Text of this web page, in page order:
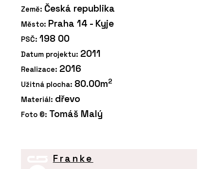
Země: Česká republika
Město: Praha 14 - Kyje
PSČ: 198 00
Datum projektu: 2011
Realizace: 2016
Užitná plocha: 80.00m2
Materiál: dřevo
Foto ©: Tomáš Malý
Franke